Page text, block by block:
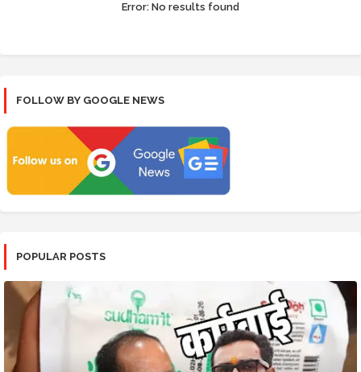
Error: No results found
FOLLOW BY GOOGLE NEWS
POPULAR POSTS